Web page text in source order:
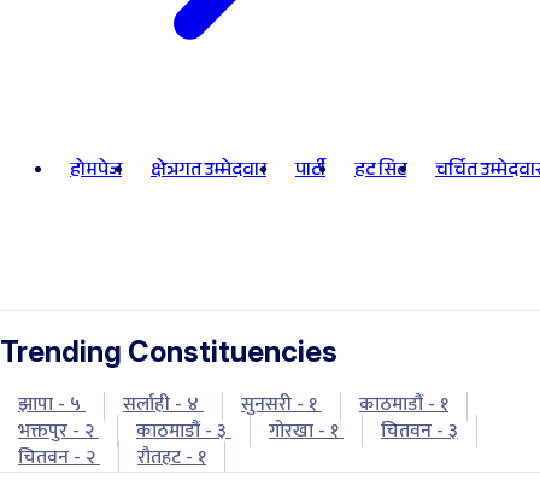
होमपेज क्षेत्रगत उम्मेदवार पार्टी हट सिट चर्चित
Trending Constituencies
झापा - ५ सर्लाही - ४ सुनसरी - १
काठमाडौं - १
भक्तपुर - २
काठमाडौं - ३ गोरखा - १
चितवन - ३
चितवन - २
रौतहट - १